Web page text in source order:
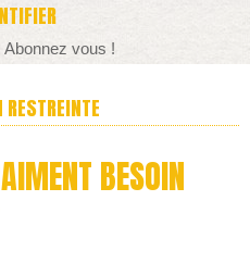
Abonnez vous !
BESOIN